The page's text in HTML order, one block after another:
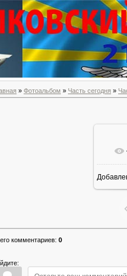
» Фотоальбом » Часть сегодня »
комментариев: 0